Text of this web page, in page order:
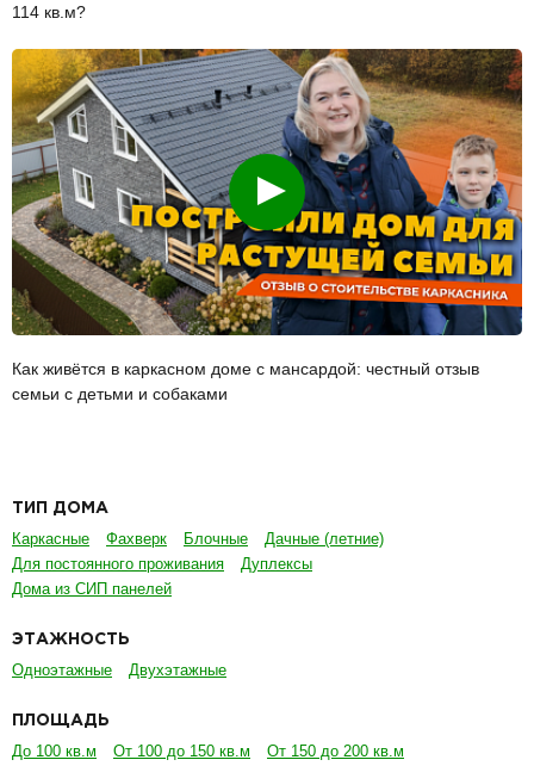
114 кв.м?
Смотреть
Как живётся в каркасном доме с мансардой: честный отзыв
семьи с детьми и собаками
ТИП ДОМА
Каркасные Фахверк Блочные
Дачные (летние)
Для постоянного проживания
Дуплексы
Дома из СИП панелей
ЭТАЖНОСТЬ
Одноэтажные Двухэтажные
ПЛОЩАДЬ
До 100 кв.м От 100 до 150 кв.м
От 150 до 200 кв.м